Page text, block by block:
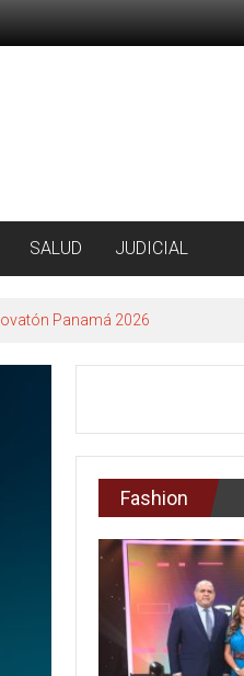
SALUD JUDICIAL
Panamá 2026
Fashion